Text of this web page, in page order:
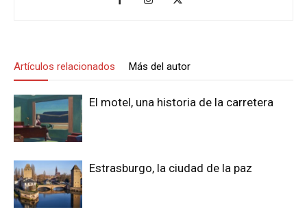
Artículos relacionados Más del autor
El motel, una historia de la carretera
Estrasburgo, la ciudad de la paz